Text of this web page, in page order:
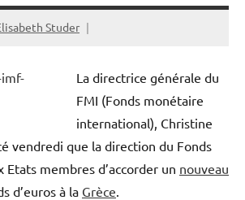
Studer
La directrice générale du
FMI (Fonds monétaire
international), Christine
vendredi que la direction du Fonds
membres d’accorder un nouveau
d’euros à la Grèce